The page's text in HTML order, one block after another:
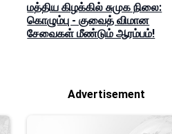
மத்திய கிழக்கில் சுமுக நிலை:
கொழும்பு - குவைத் விமான
சேவைகள் மீண்டும் ஆரம்பம்!
Advertisement